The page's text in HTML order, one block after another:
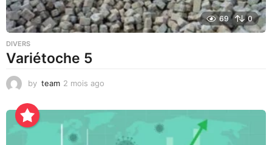
69 0
DIVERS
Variétoche 5
by team 2 mois ago